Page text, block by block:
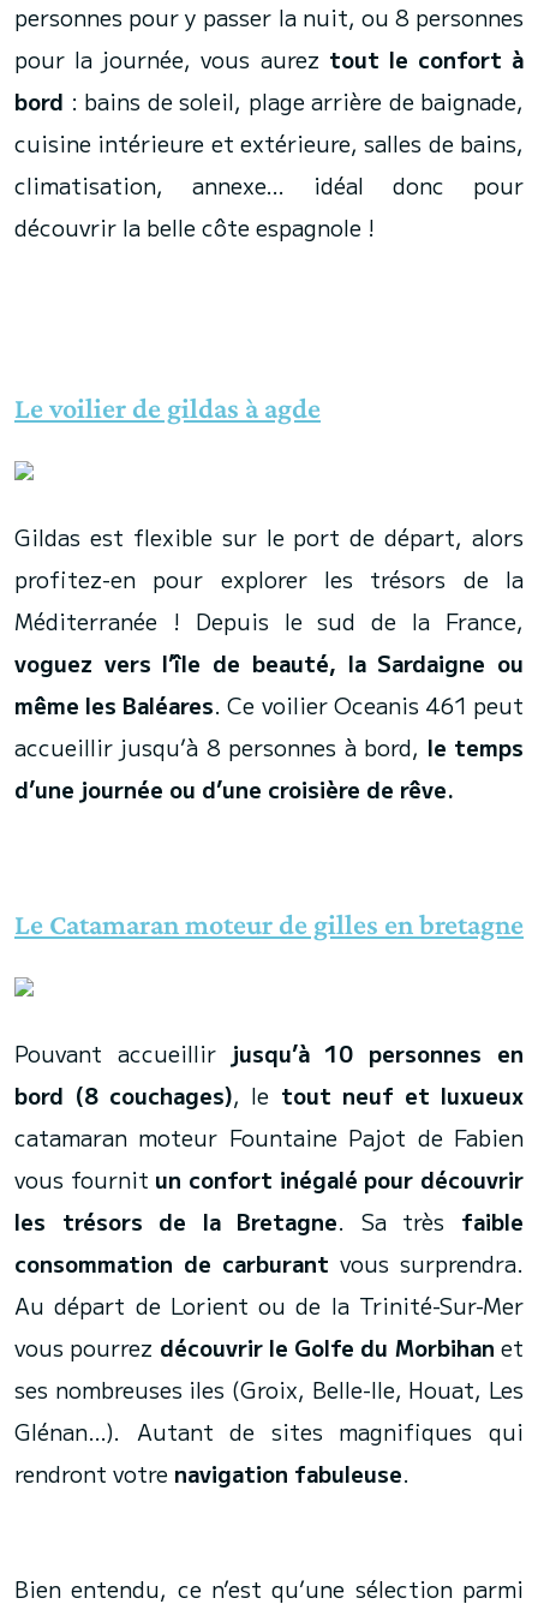
personnes pour y passer la nuit, ou 8 personnes
pour la journée, vous aurez tout le confort à
bord : bains de soleil, plage arrière de baignade,
cuisine intérieure et extérieure, salles de bains,
climatisation, annexe… idéal donc pour
découvrir la belle côte espagnole !
Le voilier de gildas à agde
Gildas est flexible sur le port de départ, alors
profitez-en pour explorer les trésors de la
Méditerranée ! Depuis le sud de la France,
voguez vers l’île de beauté, la Sardaigne ou
même les Baléares. Ce voilier Oceanis 461 peut
accueillir jusqu’à 8 personnes à bord, le temps
d’une journée ou d’une croisière de rêve.
Le Catamaran moteur de gilles en bretagne
Pouvant accueillirjusqu’à 10 personnes en
bord (8 couchages), le tout neuf et luxueux
catamaran moteur Fountaine Pajot de Fabien
vous fournit un confort inégalé pour découvrir
les trésors de la Bretagne. Sa très faible
consommation de carburant vous surprendra.
Au départ de Lorient ou de la Trinité-Sur-Mer
vous pourrez découvrir le Golfe du Morbihan et
ses nombreuses iles (Groix, Belle-Ile, Houat, Les
Glénan…). Autant de sites magnifiques qui
rendront votre navigation fabuleuse.
Bien entendu, ce n’est qu’une sélection parmi